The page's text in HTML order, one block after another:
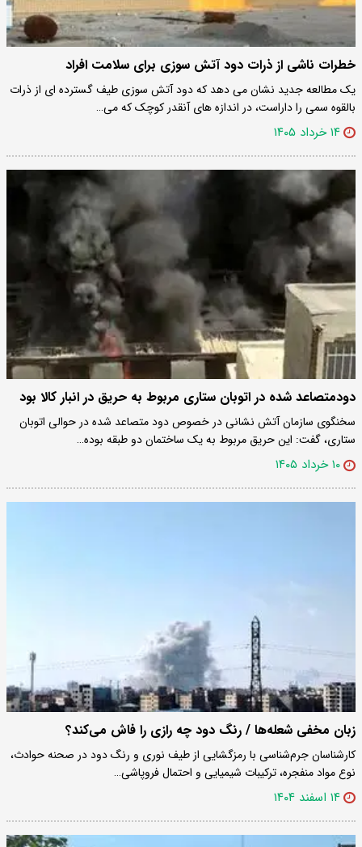
خطرات ناشی از ذرات دود آتش سوزی برای سلامت افراد
یک مطالعه جدید نشان می دهد که دود آتش سوزی طیف گسترده ای از ذرات
بالقوه سمی را داراست، در اندازه های آنقدر کوچک که می…
۱۴ خرداد ۱۴۰۵
دودمتصاعد شده در اتوبان ستاری مربوط به حریق در انبار کالا بود
سخنگوی سازمان آتش نشانی در خصوص دود متصاعد شده در حوالی اتوبان
ستاری، گفت: این حریق مربوط به یک ساختمان دو طبقه بوده…
۱۰ خرداد ۱۴۰۵
زبان مخفی شعله‌ها / رنگ دود چه رازی را فاش می‌کند؟
کارشناسان جرم‌شناسی با رمزگشایی از طیف نوری و رنگ دود در صحنه حوادث،
نوع مواد منفجره، ترکیبات شیمیایی و احتمال فروپاشی…
۱۴ اسفند ۱۴۰۴